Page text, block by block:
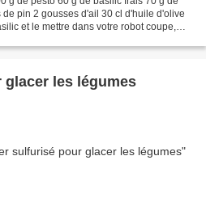
pin 2 gousses d'ail 30 cl d'huile d'olive
et le mettre dans votre robot coupe,
les légumes